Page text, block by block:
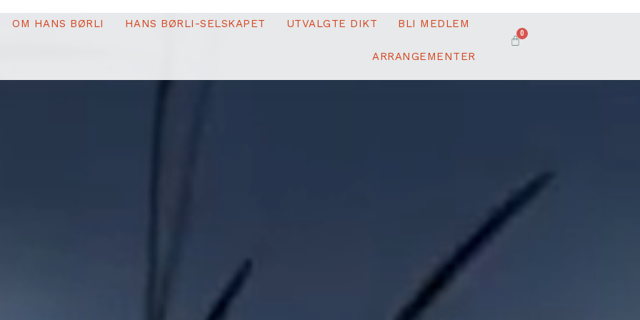
OM HANS BØRLI HANS BØRLI-SELSKAPET UTVALGTE DIKT BLI MEDLEM
ARRANGEMENTER
0